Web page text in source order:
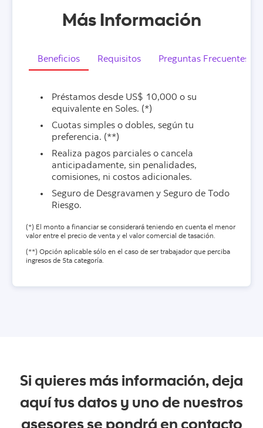
Más Información
Beneficios Requisitos Preguntas Frecuentes
Préstamos desde US$ 10,000 o su
equivalente en Soles. (*)
Cuotas simples o dobles, según tu
preferencia. (**)
Realiza pagos parciales o cancela
anticipadamente, sin penalidades,
comisiones, ni costos adicionales.
Seguro de Desgravamen y Seguro de Todo
Riesgo.
(*) El monto a financiar se considerará teniendo en cuenta el menor
valor entre el precio de venta y el valor comercial de tasación.
(**) Opción aplicable sólo en el caso de ser trabajador que perciba
ingresos de 5ta categoría.
Si quieres más información, deja
aquí tus datos y uno de nuestros
asesores se pondrá en contacto